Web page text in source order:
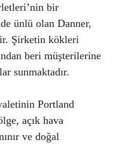
bir
ünlü olan Danner,
Şirketin kökleri
beri müşterilerine
sunmaktadır.
Portland
açık hava
ve doğal